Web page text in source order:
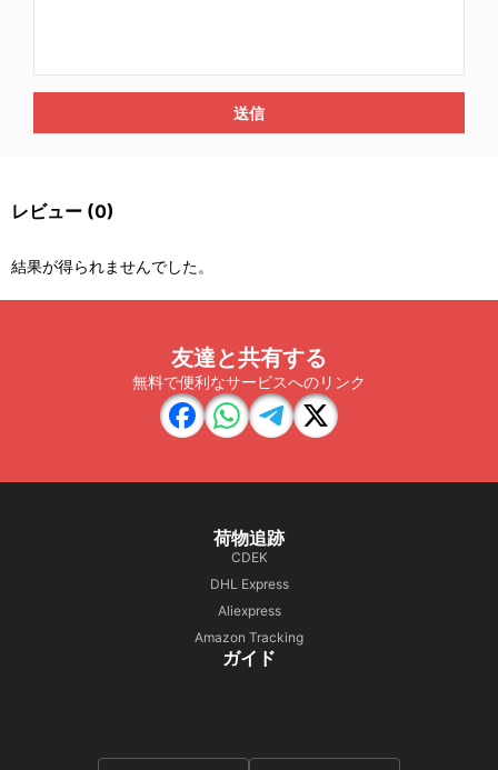
送信
レビュー (0)
結果が得られませんでした。
友達と共有する
無料で便利なサービスへのリンク
荷物追跡
CDEK
DHL Express
Aliexpress
Amazon Tracking
ガイド